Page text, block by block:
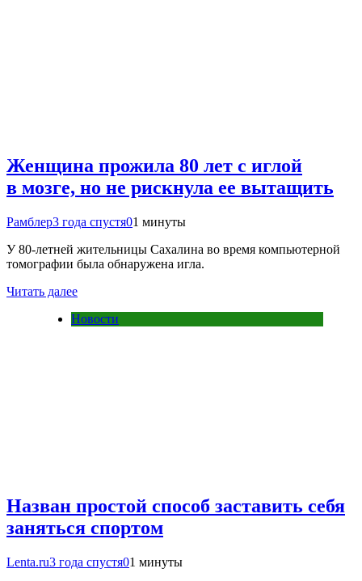
Женщина прожила 80 лет с иглой
в мозге, но не рискнула ее вытащить
Рамблер3 года спустя01 минуты
У 80-летней жительницы Сахалина во время компьютерной
томографии была обнаружена игла.
Читать далее
Новости
Назван простой способ заставить себя
заняться спортом
Lenta.ru3 года спустя01 минуты